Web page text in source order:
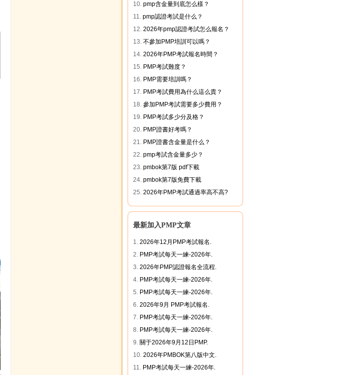
10. pmp含金量到底怎么樣？
11. pmp認證考試是什么？
12. 2026年pmp認證考試怎么報名？
13. 不參加PMP培訓可以嗎？
14. 2026年PMP考試報名時間？
15. PMP考試難度？
16. PMP需要培訓嗎？
17. PMP考試費用為什么這么貴？
18. 參加PMP考試需要多少費用？
19. PMP考試多少分及格？
20. PMP證書好考嗎？
21. PMP證書含金量是什么？
22. pmp考試含金量多少？
23. pmbok第7版 pdf下載
24. pmbok第7版免費下載
25. 2026年PMP考試通過率高不高?
最新加入PMP文章
1. 2026年12月PMP考試報名.
2. PMP考試每天一練-2026年.
3. 2026年PMP認證報名全流程.
4. PMP考試每天一練-2026年.
5. PMP考試每天一練-2026年.
6. 2026年9月 PMP考試報名.
7. PMP考試每天一練-2026年.
8. PMP考試每天一練-2026年.
9. 關于2026年9月12日PMP.
10. 2026年PMBOK第八版中文.
11. PMP考試每天一練-2026年.